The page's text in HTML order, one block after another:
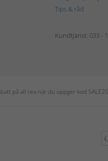
Tips & råd
Kundtjänst: 033 -
på all rea när du uppger kod